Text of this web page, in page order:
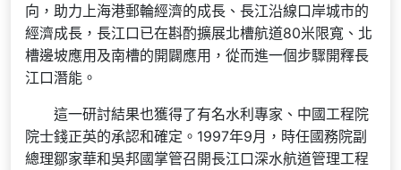
向，助力上海港郵輪經濟的成長、長江沿線口岸城市的
經濟成長，長江口已在斟酌擴展北槽航道80米限寬、北
槽邊坡應用及南槽的開闢應用，從而進一個步驟開釋長
江口潛能。
這一研討結果也獲得了有名水利專家、中國工程院
院士錢正英的承認和確定。1997年9月，時任國務院副
總理鄒家華和吳邦國掌管召開長江口深水航道管理工程